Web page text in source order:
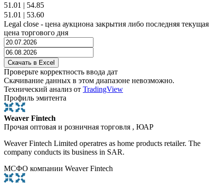
51.01 | 54.85
51.01 | 53.60
Legal close - цена аукциона закрытия либо последняя текущая
цена торгового дня
Проверьте корректность ввода дат
Скачивание данных в этом диапазоне невозможно.
Технический анализ от TradingView
Профиль эмитента
Weaver Fintech
Прочая оптовая и розничная торговля , ЮАР
Weaver Fintech Limited operatres as home products retailer. The
company conducts its business in SAR.
МСФО компании Weaver Fintech